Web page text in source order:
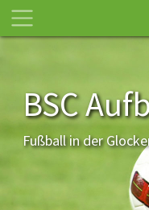
BSC
Fußball in der